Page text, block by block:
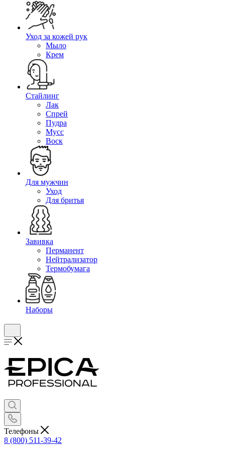
Уход за кожей рук
Мыло
Крем
Стайлинг
Лак
Спрей
Пудра
Мусс
Воск
Для мужчин
Уход
Для бритья
Завивка
Перманент
Нейтрализатор
Термобумага
Наборы
Телефоны
8 (800) 511-39-42